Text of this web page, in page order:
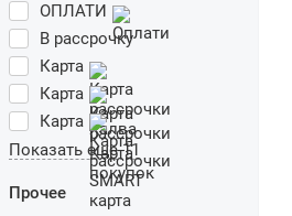
ОПЛАТИ
В рассрочку
Карта
Карта
Карта
Показать еще 11
Прочее